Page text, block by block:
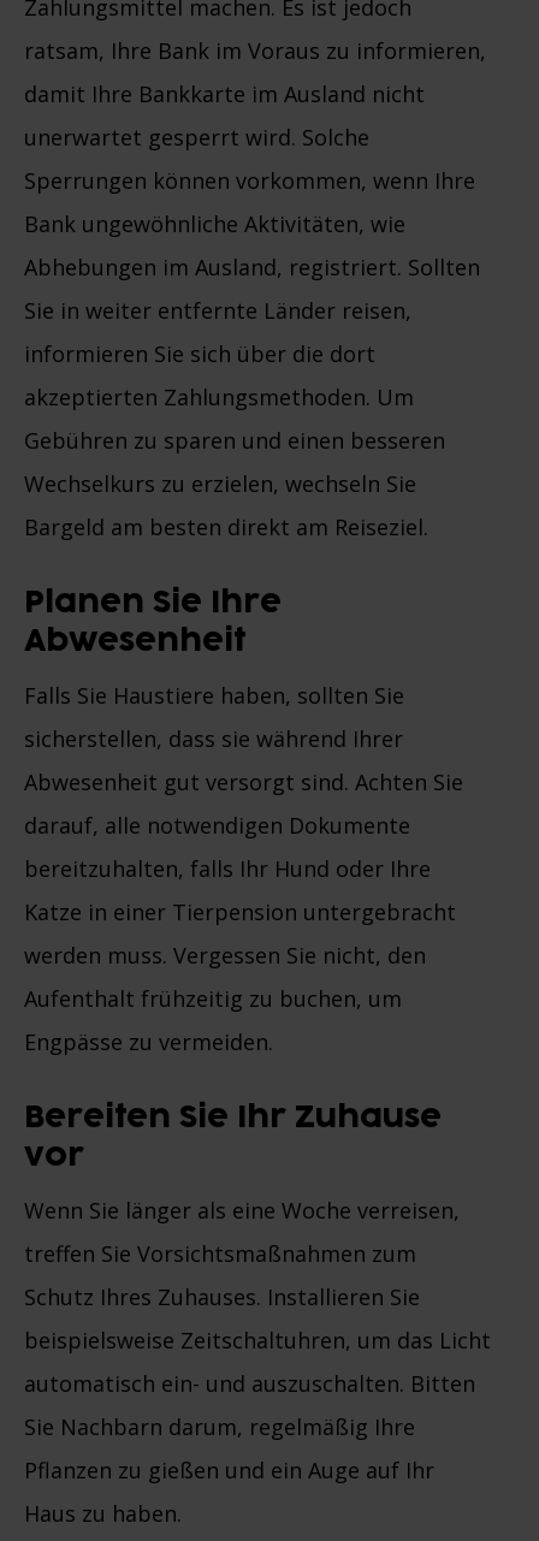
Zahlungsmittel machen. Es ist jedoch
ratsam, Ihre Bank im Voraus zu informieren,
damit Ihre Bankkarte im Ausland nicht
unerwartet gesperrt wird. Solche
Sperrungen können vorkommen, wenn Ihre
Bank ungewöhnliche Aktivitäten, wie
Abhebungen im Ausland, registriert. Sollten
Sie in weiter entfernte Länder reisen,
informieren Sie sich über die dort
akzeptierten Zahlungsmethoden. Um
Gebühren zu sparen und einen besseren
Wechselkurs zu erzielen, wechseln Sie
Bargeld am besten direkt am Reiseziel.
Planen Sie Ihre
Abwesenheit
Falls Sie Haustiere haben, sollten Sie
sicherstellen, dass sie während Ihrer
Abwesenheit gut versorgt sind. Achten Sie
darauf, alle notwendigen Dokumente
bereitzuhalten, falls Ihr Hund oder Ihre
Katze in einer Tierpension untergebracht
werden muss. Vergessen Sie nicht, den
Aufenthalt frühzeitig zu buchen, um
Engpässe zu vermeiden.
Bereiten Sie Ihr Zuhause
vor
Wenn Sie länger als eine Woche verreisen,
treffen Sie Vorsichtsmaßnahmen zum
Schutz Ihres Zuhauses. Installieren Sie
beispielsweise Zeitschaltuhren, um das Licht
automatisch ein- und auszuschalten. Bitten
Sie Nachbarn darum, regelmäßig Ihre
Pflanzen zu gießen und ein Auge auf Ihr
Haus zu haben.